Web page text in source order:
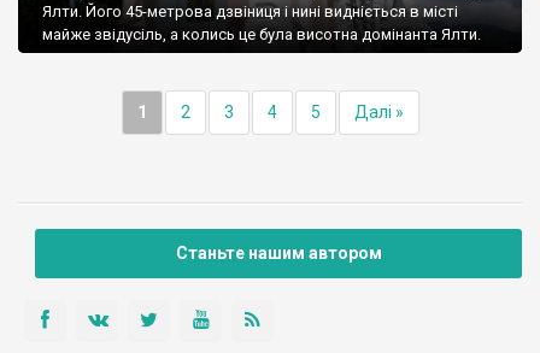
Ялти. Його 45-метрова дзвіниця і нині видніється в місті
майже звідусіль, а колись це була висотна домінанта Ялти.
1 2 3 4 5 Далі »
Станьте нашим автором